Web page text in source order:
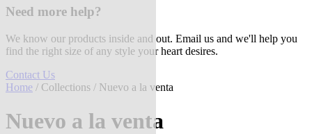
Need more help?
We know our products inside and out. Email us and we'll help you
find the right size of any style your heart desires.
Contact Us
Home / Collections / Nuevo a la venta
Nuevo a la venta